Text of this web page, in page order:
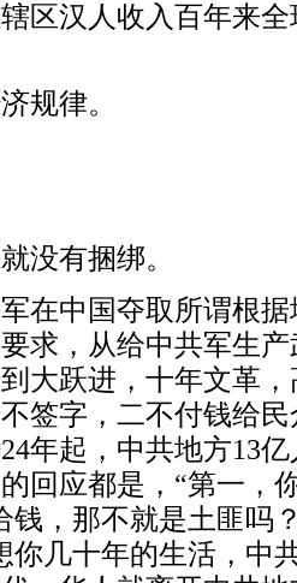
区汉人收入百年来
规律。
没有捆绑。
在中国夺取所谓根
求，从给中共军生
大跃进，十年文革
签字，二不付钱给
年起，中共地方13亿
回应都是， “第一，
钱，那不就是土匪吗
你几十年的生活，中